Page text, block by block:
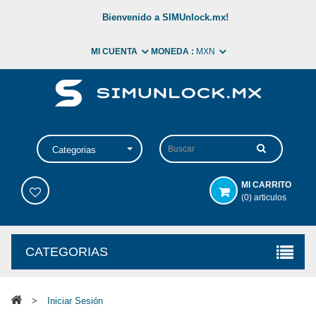
Bienvenido a SIMUnlock.mx!
MI CUENTA MONEDA : MXN
Categorias
MI CARRITO
(0) articulos
CATEGORIAS
> Iniciar Sesión